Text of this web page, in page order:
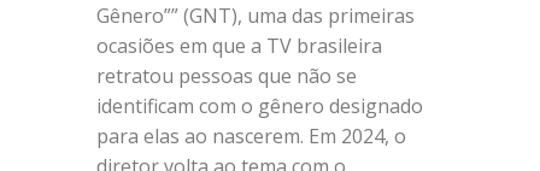
Gênero”” (GNT), uma das primeiras
ocasiões em que a TV brasileira
retratou pessoas que não se
identificam com o gênero designado
para elas ao nascerem. Em 2024, o
diretor volta ao tema com o